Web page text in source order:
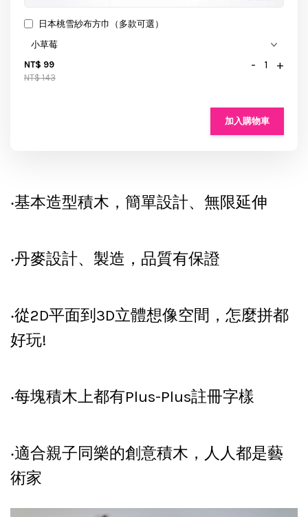
日本桃雪紗布方巾（多款可選）
NT$ 99
NT$ 143
- +
加入購物車
‧基本造型積木，簡單設計、無限延伸
‧丹麥設計、製造，品質有保證
‧從2D平面到3D立體想像空間，怎麼拼都
好玩!
‧每塊積木上都有Plus-Plus註冊字樣
‧適合親子同樂的創意積木，人人都是藝
術家